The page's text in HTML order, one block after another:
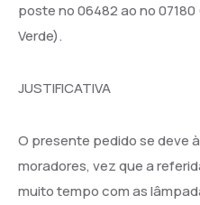
poste no 06482 ao no
Verde).
JUSTIFICATIVA
O presente pedido se deve
moradores, vez que a
muito tempo com as